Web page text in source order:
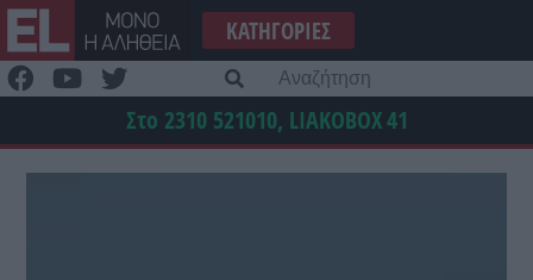
Μετάβαση
στο
περιεχόμενο
ΚΑΤΗΓΟΡΊΕΣ
Στο 2310 521010, LIAKOBOX41